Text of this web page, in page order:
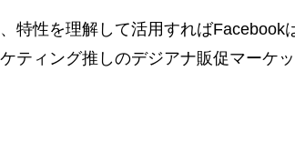
特性を理解して活用すればFacebook
ティング推しのデジアナ販促マーケ